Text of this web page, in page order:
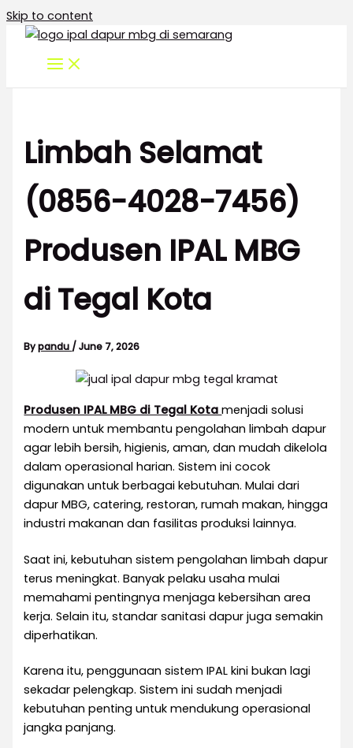
Skip to content
Limbah Selamat
(0856-4028-7456)
Produsen IPAL MBG
di Tegal Kota
Bypandu /June 7, 2026
Produsen IPAL MBG di Tegal Kotamenjadi solusi
modern untuk membantu pengolahan limbah dapur
agar lebih bersih, higienis, aman, dan mudah dikelola
dalam operasional harian. Sistem ini cocok
digunakan untuk berbagai kebutuhan. Mulai dari
dapur MBG, catering, restoran, rumah makan, hingga
industri makanan dan fasilitas produksi lainnya.
Saat ini, kebutuhan sistem pengolahan limbah dapur
terus meningkat. Banyak pelaku usaha mulai
memahami pentingnya menjaga kebersihan area
kerja. Selain itu, standar sanitasi dapur juga semakin
diperhatikan.
Karena itu, penggunaan sistem IPAL kini bukan lagi
sekadar pelengkap. Sistem ini sudah menjadi
kebutuhan penting untuk mendukung operasional
jangka panjang.